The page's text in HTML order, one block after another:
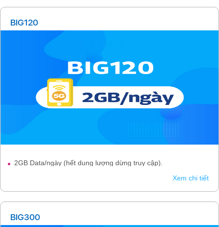
BIG120
2GB Data/ngày (hết dung lượng dừng truy cập).
Xem chi tiết
BIG300